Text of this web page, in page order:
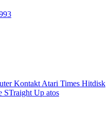
Kontakt Atari Times Hitdisk
STraight Up atos